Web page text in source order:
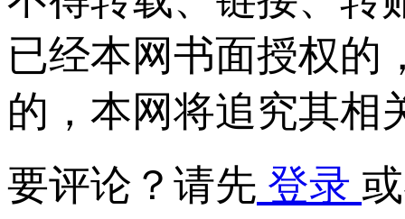
已经本网书面授权的
的，本网将追究其相
要评论？请先 登录